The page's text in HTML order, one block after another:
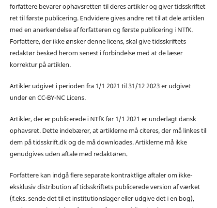
forfattere bevarer ophavsretten til deres artikler og giver tidsskriftet
ret til første publicering. Endvidere gives andre ret til at dele artiklen
med en anerkendelse af forfatteren og første publicering i NTfK.
Forfattere, der ikke ønsker denne licens, skal give tidsskriftets
redaktør besked herom senest i forbindelse med at de læser
korrektur på artiklen.
Artikler udgivet i perioden fra 1/1 2021 til 31/12 2023 er udgivet
under en CC-BY-NC Licens.
Artikler, der er publicerede i NTfK før 1/1 2021 er underlagt dansk
ophavsret. Dette indebærer, at artiklerne må citeres, der må linkes til
dem på tidsskrift.dk og de må downloades. Artiklerne må ikke
genudgives uden aftale med redaktøren.
Forfattere kan indgå flere separate kontraktlige aftaler om ikke-
eksklusiv distribution af tidsskriftets publicerede version af værket
(f.eks. sende det til et institutionslager eller udgive det i en bog),